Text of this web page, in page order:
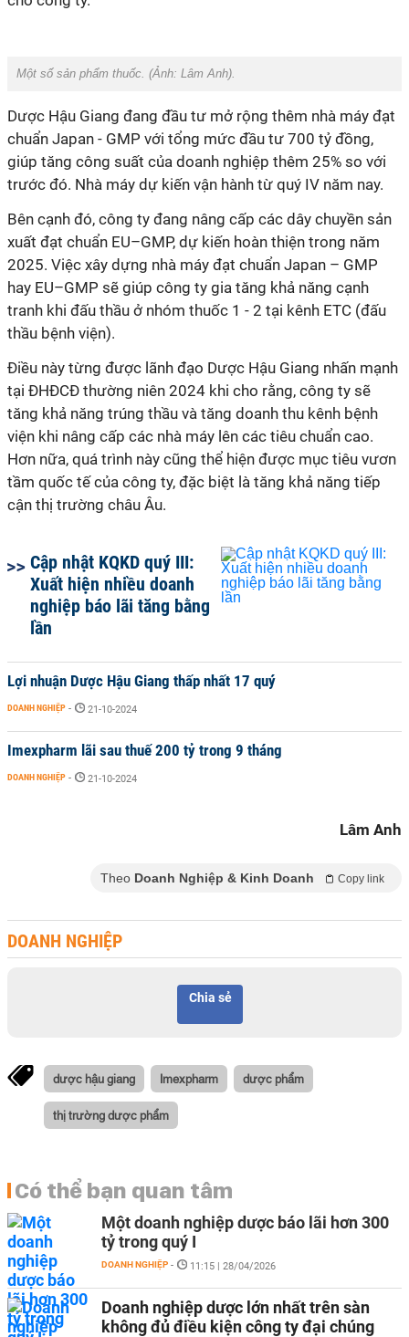
Một số sản phẩm thuốc. (Ảnh: Lâm Anh).
Dược Hậu Giang đang đầu tư mở rộng thêm nhà máy đạt
chuẩn Japan - GMP với tổng mức đầu tư 700 tỷ đồng,
giúp tăng công suất của doanh nghiệp thêm 25% so với
trước đó. Nhà máy dự kiến vận hành từ quý IV năm nay.
Bên cạnh đó, công ty đang nâng cấp các dây chuyền sản
xuất đạt chuẩn EU–GMP, dự kiến hoàn thiện trong năm
2025. Việc xây dựng nhà máy đạt chuẩn Japan – GMP
hay EU–GMP sẽ giúp công ty gia tăng khả năng cạnh
tranh khi đấu thầu ở nhóm thuốc 1 - 2 tại kênh ETC (đấu
thầu bệnh viện).
Điều này từng được lãnh đạo Dược Hậu Giang nhấn mạnh
tại ĐHĐCĐ thường niên 2024 khi cho rằng, công ty sẽ
tăng khả năng trúng thầu và tăng doanh thu kênh bệnh
viện khi nâng cấp các nhà máy lên các tiêu chuẩn cao.
Hơn nữa, quá trình này cũng thể hiện được mục tiêu vươn
tầm quốc tế của công ty, đặc biệt là tăng khả năng tiếp
cận thị trường châu Âu.
Cập nhật KQKD quý III:
Xuất hiện nhiều doanh
nghiệp báo lãi tăng bằng
lần
Lợi nhuận Dược Hậu Giang thấp nhất 17 quý
DOANH NGHIỆP - 21-10-2024
Imexpharm lãi sau thuế 200 tỷ trong 9 tháng
DOANH NGHIỆP - 21-10-2024
Lâm Anh
Theo Doanh Nghiệp & Kinh Doanh Copy link
DOANH NGHIỆP
Chia sẻ
dược hậu giang Imexpharm dược phẩm
thị trường dược phẩm
Có thể bạn quan tâm
Một doanh nghiệp dược báo lãi hơn 300
tỷ trong quý I
DOANH NGHIỆP - 11:15 | 28/04/2026
Doanh nghiệp dược lớn nhất trên sàn
không đủ điều kiện công ty đại chúng